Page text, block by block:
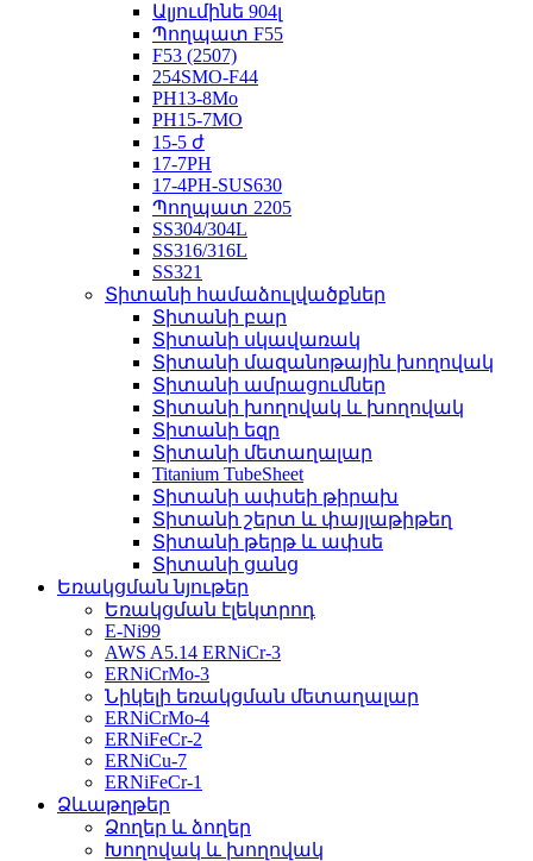
Ալյումինե 904լ
Պողպատ F55
F53 (2507)
254SMO-F44
PH13-8Mo
PH15-7MO
15-5 ժ
17-7PH
17-4PH-SUS630
Պողպատ 2205
SS304/304L
SS316/316L
SS321
Տիտանի համաձուլվածքներ
Տիտանի բար
Տիտանի սկավառակ
Տիտանի մազանոթային խողովակ
Տիտանի ամրացումներ
Տիտանի խողովակ և խողովակ
Տիտանի եզր
Տիտանի մետաղալար
Titanium TubeSheet
Տիտանի ափսեի թիրախ
Տիտանի շերտ և փայլաթիթեղ
Տիտանի թերթ և ափսե
Տիտանի ցանց
Եռակցման նյութեր
Եռակցման էլեկտրոդ
E-Ni99
AWS A5.14 ERNiCr-3
ERNiCrMo-3
Նիկելի եռակցման մետաղալար
ERNiCrMo-4
ERNiFeCr-2
ERNiCu-7
ERNiFeCr-1
Ձևաթղթեր
Ձողեր և ձողեր
Խողովակ և խողովակ